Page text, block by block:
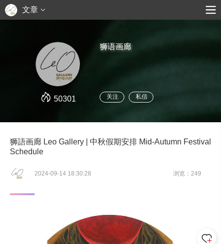
文章
50301
狮语画廊
关注 私信
狮語画廊 Leo Gallery | 中秋假期安排 Mid-Autumn Festival
Schedule
2024-09-14 18:30:28 浏览：249